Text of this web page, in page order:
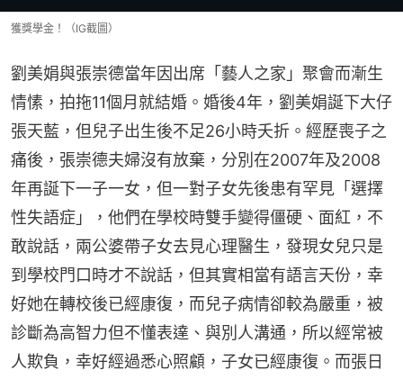
獲獎學金！（IG截圖）
劉美娟與張崇德當年因出席「藝人之家」聚會而漸生
情愫，拍拖11個月就結婚。婚後4年，劉美娟誕下大仔
張天藍，但兒子出生後不足26小時夭折。經歷喪子之
痛後，張崇德夫婦沒有放棄，分別在2007年及2008
年再誕下一子一女，但一對子女先後患有罕見「選擇
性失語症」，他們在學校時雙手變得僵硬、面紅，不
敢說話，兩公婆帶子女去見心理醫生，發現女兒只是
到學校門口時才不說話，但其實相當有語言天份，幸
好她在轉校後已經康復，而兒子病情卻較為嚴重，被
診斷為高智力但不懂表達、與別人溝通，所以經常被
人欺負，幸好經過悉心照顧，子女已經康復。而張日